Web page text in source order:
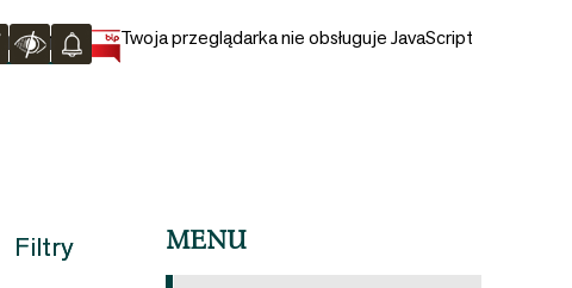
Twoja przeglądarka nie obsługuje JavaScript
Filtry MENU